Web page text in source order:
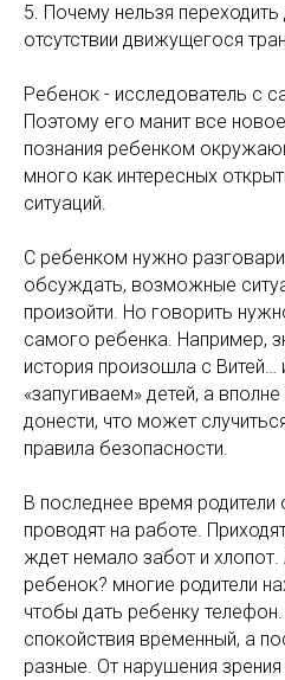
5. Почему нельзя
отсутствии движущегося
Ребенок - исследователь с
Поэтому его манит все
познания ребенком
много как интересных
ситуаций.
С ребенком нужно
обсуждать, возможные
произойти. Но говорить
самого ребенка. Например,
история произошла с Витей…
«запугиваем» детей, а
донести, что может
правила безопасности.
В последнее время
проводят на работе.
ждет немало забот и хлопот.
ребенок? многие родители
чтобы дать ребенку
спокойствия временный, а
разные. От нарушения